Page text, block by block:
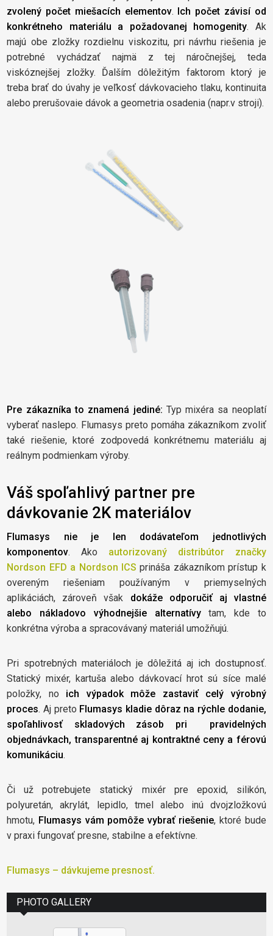
zvolený počet miešacích elementov.
Ich počet závisí od
konkrétneho materiálu a požadovanej homogenity. Ak
majú obe zložky rozdielnu viskozitu, pri návrhu riešenia je
potrebné vychádzať najmä z tej náročnejšej, teda
viskóznejšej zložky. Ďalším dôležitým faktorom ktorý je
treba brať do úvahy je veľkosť dávkovacieho tlaku, kontinuita
alebo prerušovaie dávok a geometria osadenia (napr.v stroji).
Pre zákazníka to znamená jediné: Typ mixéra sa neoplatí
vyberať naslepo. Flumasys preto pomáha zákazníkom zvoliť
také riešenie, ktoré zodpovedá konkrétnemu materiálu aj
reálnym podmienkam výroby.
Váš spoľahlivý partner pre
dávkovanie 2K materiálov
Flumasys nie je len dodávateľom jednotlivých
komponentov. Ako autorizovaný distribútor značky
Nordson EFD a Nordson ICS prináša zákazníkom prístup k
overeným riešeniam používaným v priemyselných
aplikáciách, zároveň však dokáže odporučiť aj vlastné
alebo nákladovo výhodnejšie alternatívytam, kde to
konkrétna výroba a spracovávaný materiál umožňujú.
Pri spotrebných materiáloch je dôležitá aj ich dostupnosť.
Statický mixér, kartuša alebo dávkovací hrot sú síce malé
položky, no ich výpadok môže zastaviť celý výrobný
proces. Aj preto Flumasys kladie dôraz na rýchle dodanie,
spoľahlivosť skladových zásob pri pravidelných
objednávkach, transparentné aj kontraktné ceny a férovú
komunikáciu.
Či už potrebujete statický mixér pre epoxid, silikón,
polyuretán, akrylát, lepidlo, tmel alebo inú dvojzložkovú
hmotu, Flumasys vám pomôže vybrať riešenie, ktoré bude
v praxi fungovať presne, stabilne a efektívne.
Flumasys – dávkujeme presnosť.
PHOTO GALLERY